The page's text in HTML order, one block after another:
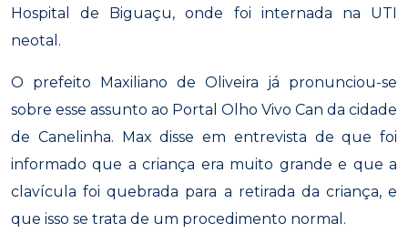
Hospital de Biguaçu, onde foi internada na UTI
neotal.
O prefeito Maxiliano de Oliveira já pronunciou-se
sobre esse assunto ao Portal Olho Vivo Can da cidade
de Canelinha. Max disse em entrevista de que foi
informado que a criança era muito grande e que a
clavícula foi quebrada para a retirada da criança, e
que isso se trata de um procedimento normal.